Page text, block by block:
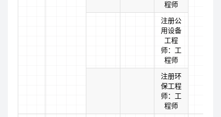
程师
注册公
用设备
工程
师：工
程师
注册环
保工程
师：工
程师